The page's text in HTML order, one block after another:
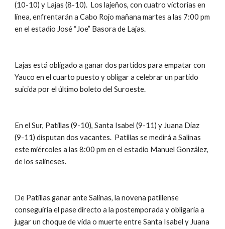
(10-10) y Lajas (8-10).  Los lajeños, con cuatro victorias en
línea, enfrentarán a Cabo Rojo mañana martes a las 7:00 pm
en el estadio José “Joe” Basora de Lajas.
Lajas está obligado a ganar dos partidos para empatar con
Yauco en el cuarto puesto y obligar a celebrar un partido
suicida por el último boleto del Suroeste.
En el Sur, Patillas (9-10), Santa Isabel (9-11) y Juana Díaz
(9-11) disputan dos vacantes.  Patillas se medirá a Salinas
este miércoles a las 8:00 pm en el estadio Manuel González,
de los salineses.
De Patillas ganar ante Salinas, la novena patillense
conseguiría el pase directo a la postemporada y obligaría a
jugar un choque de vida o muerte entre Santa Isabel y Juana